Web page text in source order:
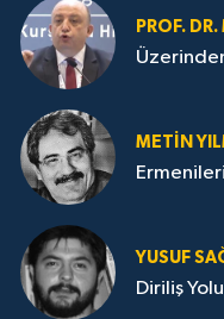
PROF.
METIN
YUSUF
Diriliş